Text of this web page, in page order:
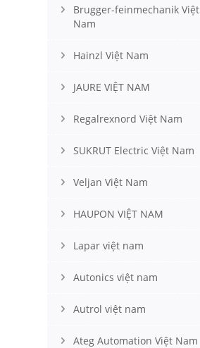
Brugger-feinmechanik Việt
Nam
Hainzl Việt Nam
JAURE VIỆT NAM
Regalrexnord Việt Nam
SUKRUT Electric Việt Nam
Veljan Việt Nam
HAUPON VIỆT NAM
Lapar việt nam
Autonics việt nam
Autrol việt nam
Ateg Automation Việt Nam